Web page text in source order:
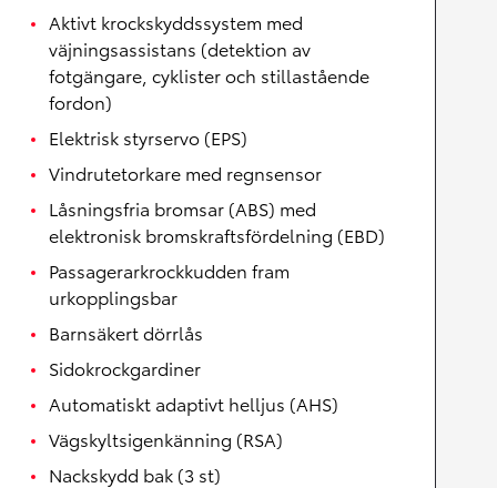
Aktivt krockskyddssystem med
väjningsassistans (detektion av
fotgängare, cyklister och stillastående
fordon)
Elektrisk styrservo (EPS)
Vindrutetorkare med regnsensor
Låsningsfria bromsar (ABS) med
elektronisk bromskraftsfördelning (EBD)
Passagerarkrockkudden fram
urkopplingsbar
Barnsäkert dörrlås
Sidokrockgardiner
Automatiskt adaptivt helljus (AHS)
Vägskyltsigenkänning (RSA)
Nackskydd bak (3 st)